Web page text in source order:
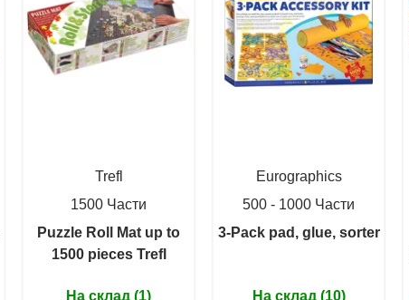
Trefl
1500 Части
Puzzle Roll Mat up to
1500 pieces Trefl
На склад (1)
Eurographics
500 - 1000 Части
3-Pack pad, glue, sorter
На склад (10)